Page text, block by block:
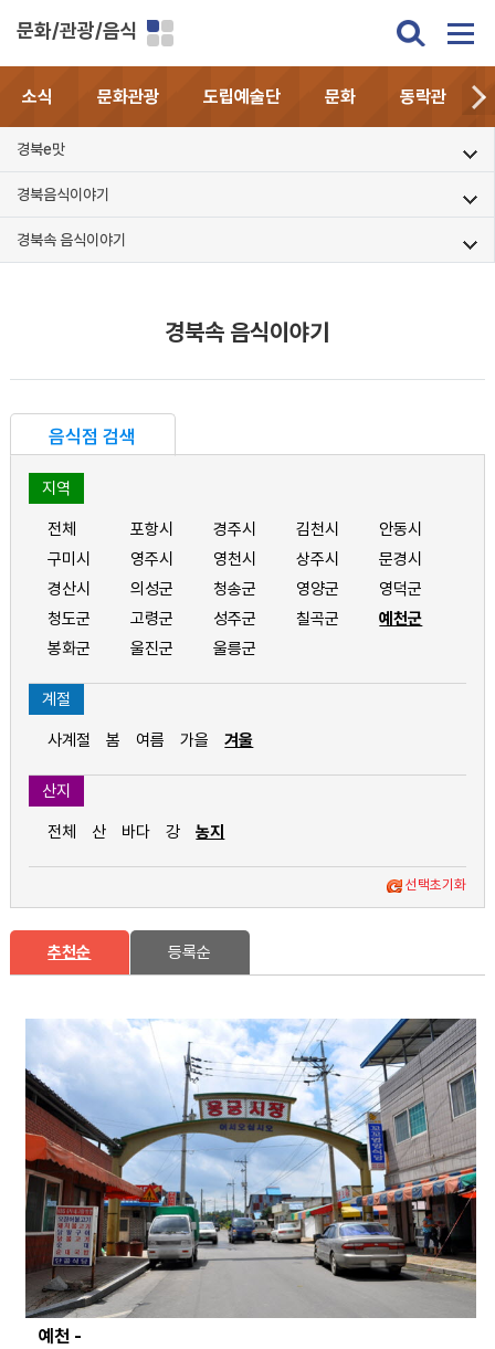
문화/관광/음식
소식 문화관광 도립예술단 문화 동락관
경북e맛
경북음식이야기
경북속 음식이야기
경북속 음식이야기
음식점 검색
지역
전체 포항시 경주시 김천시
안동시
구미시
영주시 영천시 상주시
문경시
경산시
의성군 청송군 영양군
영덕군
청도군
고령군 성주군 칠곡군
예천군
봉화군
울진군 울릉군
계절
사계절 봄 여름 가을 겨울
산지
전체 산 바다 강 농지
선택초기화
추천순 등록순
예천 -